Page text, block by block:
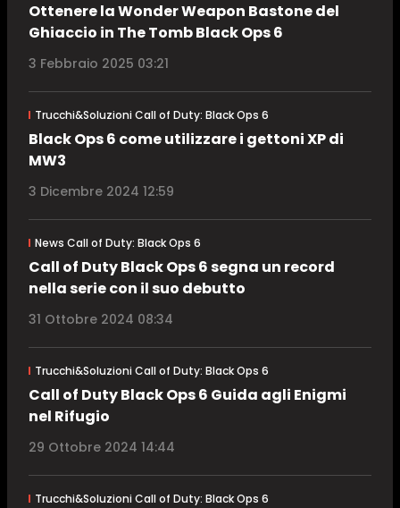
Ottenere la Wonder Weapon Bastone del
Ghiaccio in The Tomb Black Ops 6
3 Febbraio 2025 03:21
Trucchi&Soluzioni Call of Duty: Black Ops 6
Black Ops 6 come utilizzare i gettoni XP di
MW3
3 Dicembre 2024 12:59
News Call of Duty: Black Ops 6
Call of Duty Black Ops 6 segna un record
nella serie con il suo debutto
31 Ottobre 2024 08:34
Trucchi&Soluzioni Call of Duty: Black Ops 6
Call of Duty Black Ops 6 Guida agli Enigmi
nel Rifugio
29 Ottobre 2024 14:44
Trucchi&Soluzioni Call of Duty: Black Ops 6